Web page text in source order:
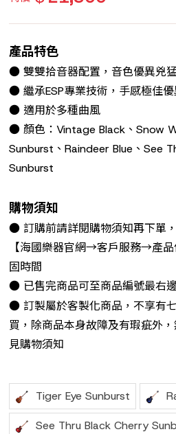
產品特色
● 雙雙拾音器配置，音色優異兇
● 繼承ESP專業技術，手感極佳優
● 適用於多種曲風
● 顏色：Vintage Black、Snow
Sunburst、Raindeer Blue、See
Sunburst
購物須知
● 訂購前請詳閱購物須知再下單
【海國樂器官網→客戶服務→產
固時間
● 已售完商品可至商品編號最右
● 訂製屬於客製化商品，不享有
買，除商品本身故障及有瑕疵外
見購物須知
Tiger Eye Sunburst
See Thru Black Cherry